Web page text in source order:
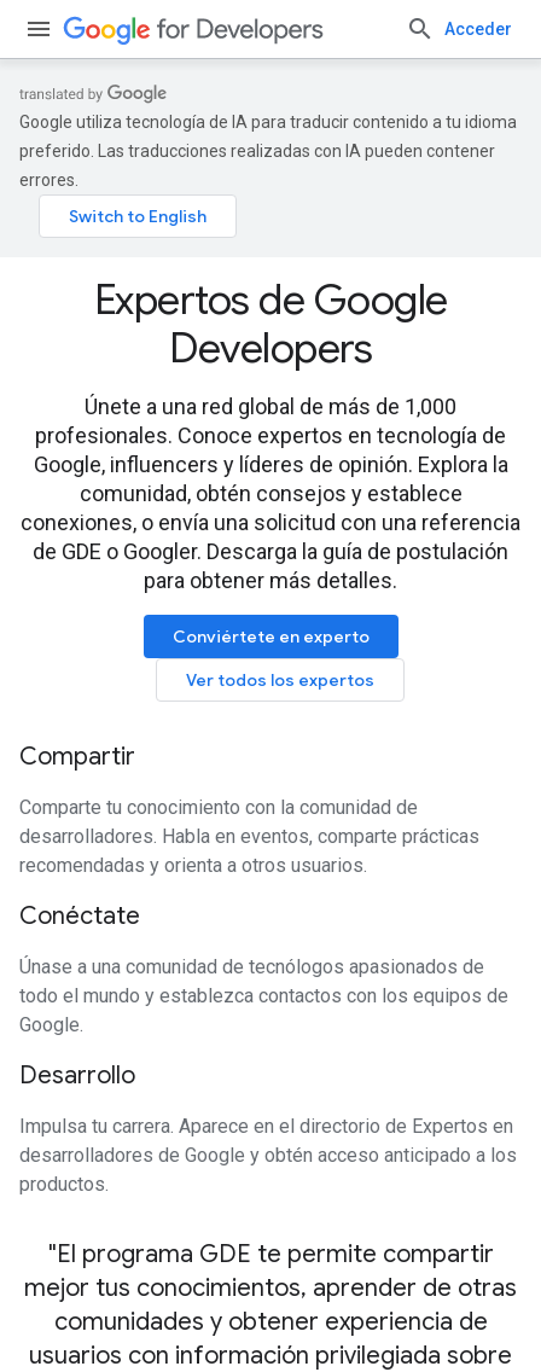
Acceder
Google utiliza tecnología de IA para traducir contenido a tu idioma
preferido. Las traducciones realizadas con IA pueden contener
errores.
Expertos de Google
Developers
Únete a una red global de más de 1,000
profesionales. Conoce expertos en tecnología de
Google, influencers y líderes de opinión. Explora la
comunidad, obtén consejos y establece
conexiones, o envía una solicitud con una referencia
de GDE o Googler. Descarga la guía de postulación
para obtener más detalles.
Conviértete en experto
Ver todos los expertos
Compartir
Comparte tu conocimiento con la comunidad de
desarrolladores. Habla en eventos, comparte prácticas
recomendadas y orienta a otros usuarios.
Conéctate
Únase a una comunidad de tecnólogos apasionados de
todo el mundo y establezca contactos con los equipos de
Google.
Desarrollo
Impulsa tu carrera. Aparece en el directorio de Expertos en
desarrolladores de Google y obtén acceso anticipado a los
productos.
"El programa GDE te permite compartir
mejor tus conocimientos, aprender de otras
comunidades y obtener experiencia de
usuarios con información privilegiada sobre